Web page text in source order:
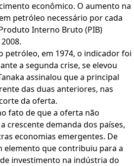
econômico. O aumento na
petróleo necessário por cada
Interno Bruto (PIB)
petróleo, em 1974, o indicador foi
a segunda crise, se elevou
assinalou que a principal
das duas anteriores, nas
da oferta.
fato de que a oferta não
crescente demanda dos países,
economias emergentes. De
elemento que contribuiu para a
investimento na indústria do